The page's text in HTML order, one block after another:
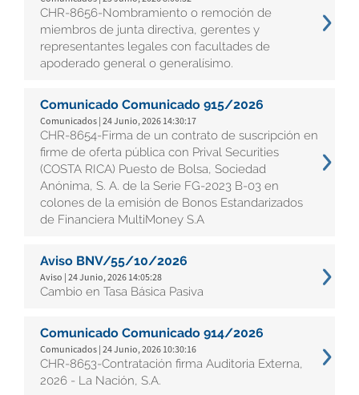
CHR-8656-Nombramiento o remoción de
miembros de junta directiva, gerentes y
representantes legales con facultades de
apoderado general o generalísimo.
Comunicado Comunicado 915/2026
Comunicados | 24 Junio, 2026 14:30:17
CHR-8654-Firma de un contrato de suscripción en
firme de oferta pública con Prival Securities
(COSTA RICA) Puesto de Bolsa, Sociedad
Anónima, S. A. de la Serie FG-2023 B-03 en
colones de la emisión de Bonos Estandarizados
de Financiera MultiMoney S.A
Aviso BNV/55/10/2026
Aviso | 24 Junio, 2026 14:05:28
Cambio en Tasa Básica Pasiva
Comunicado Comunicado 914/2026
Comunicados | 24 Junio, 2026 10:30:16
CHR-8653-Contratación firma Auditoria Externa,
2026 - La Nación, S.A.